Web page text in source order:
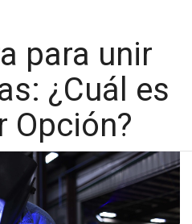
para unir
¿Cuál es
Opción?